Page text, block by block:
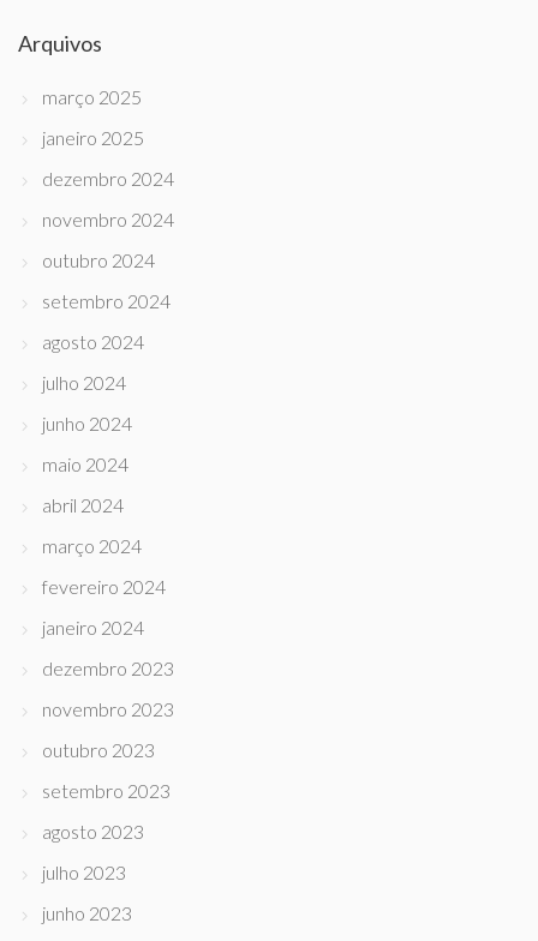
Arquivos
março 2025
janeiro 2025
dezembro 2024
novembro 2024
outubro 2024
setembro 2024
agosto 2024
julho 2024
junho 2024
maio 2024
abril 2024
março 2024
fevereiro 2024
janeiro 2024
dezembro 2023
novembro 2023
outubro 2023
setembro 2023
agosto 2023
julho 2023
junho 2023